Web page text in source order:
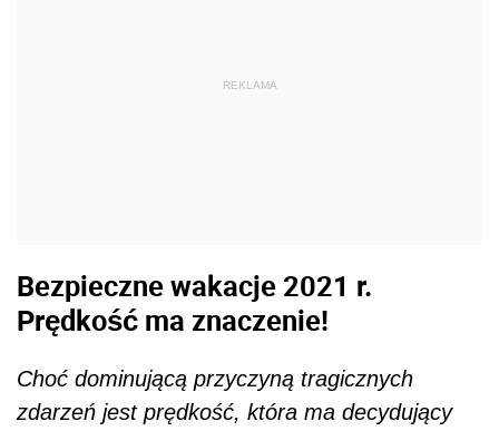
REKLAMA
Bezpieczne wakacje 2021 r.
Prędkość ma znaczenie!
Choć dominującą przyczyną tragicznych
zdarzeń jest prędkość, która ma decydujący